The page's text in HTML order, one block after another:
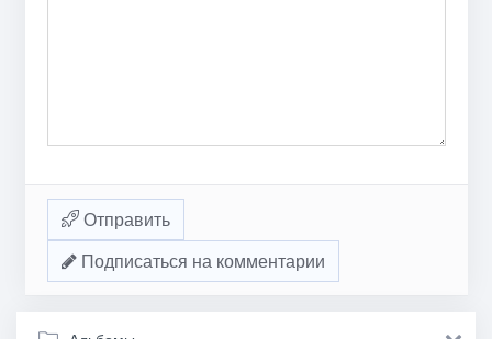
Отправить
Подписаться на комментарии